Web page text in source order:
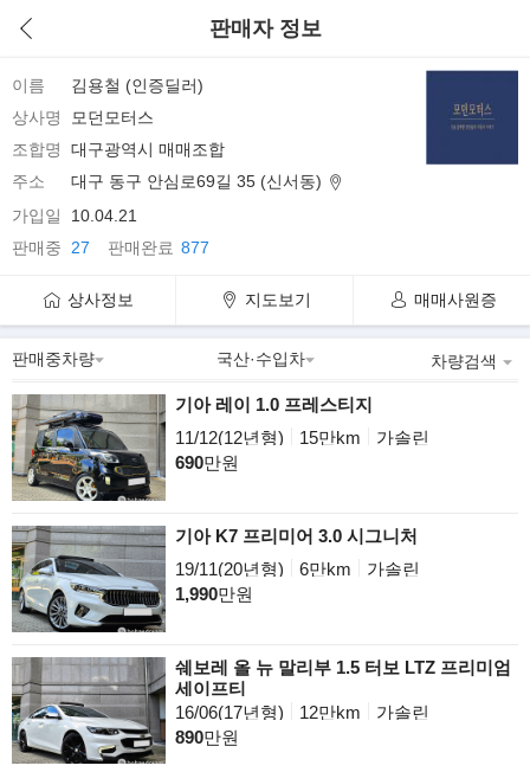
판매자 정보
이름
김용철 (인증딜러)
상사명
모던모터스
조합명
대구광역시 매매조합
주소
대구 동구 안심로69길 35 (신서동)
가입일
10.04.21
판매중
27 판매완료 877
상사정보 지도보기 매매사원증
차량검색
기아 레이 1.0 프레스티지
11/12(12년형)
15만km
가솔린
690만원
기아 K7 프리미어 3.0 시그니처
19/11(20년형)
6만km
가솔린
1,990만원
쉐보레 올 뉴 말리부 1.5 터보 LTZ 프리미엄
세이프티
16/06(17년형)
12만km
가솔린
890만원